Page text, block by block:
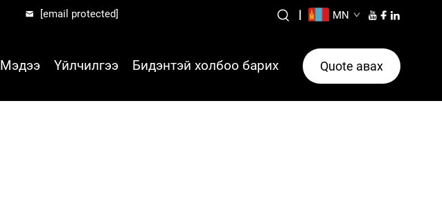
[email protected] | MN
Мэдээ Үйлчилгээ Бидэнтэй холбоо барих Quote авах